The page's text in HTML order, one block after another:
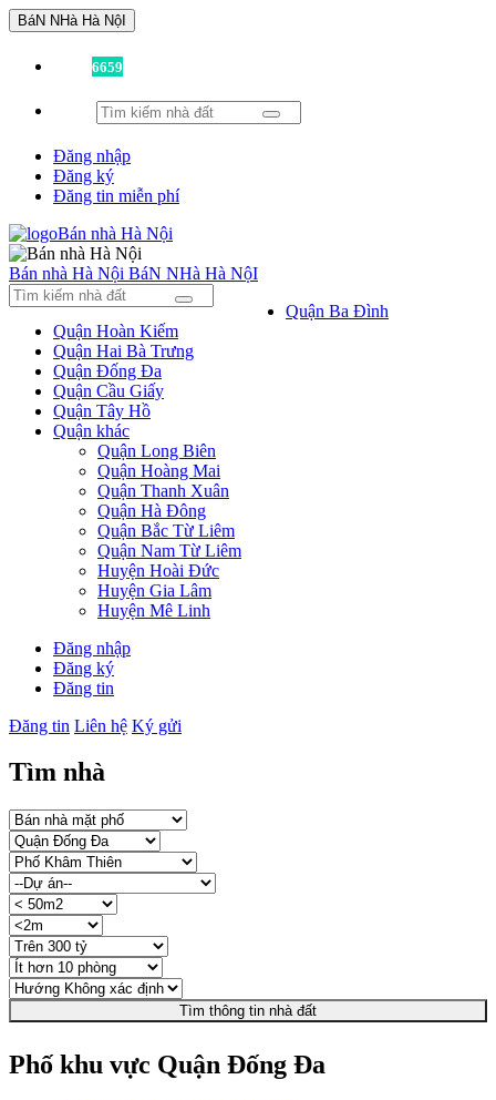
BáN NHà Hà NộI
6659
Đăng nhập
Đăng ký
Đăng tin miễn phí
Bán nhà Hà Nội BáN NHà Hà NộI
Quận Ba Đình
Quận Hoàn Kiếm
Quận Hai Bà Trưng
Quận Đống Đa
Quận Cầu Giấy
Quận Tây Hồ
Quận khác
Quận Long Biên
Quận Hoàng Mai
Quận Thanh Xuân
Quận Hà Đông
Quận Bắc Từ Liêm
Quận Nam Từ Liêm
Huyện Hoài Đức
Huyện Gia Lâm
Huyện Mê Linh
Đăng nhập
Đăng ký
Đăng tin
Đăng tin Liên hệ Ký gửi
Tìm nhà
Tìm thông tin nhà đất
Phố khu vực Quận Đống Đa